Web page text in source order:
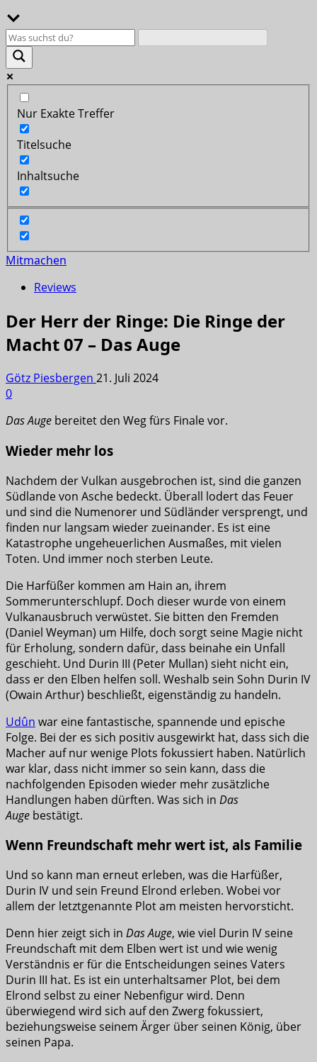
Nur Exakte Treffer
Titelsuche
Inhaltsuche
Mitmachen
Reviews
Der Herr der Ringe: Die Ringe der
Macht 07 – Das Auge
Götz Piesbergen 21. Juli 2024
0
Das Auge bereitet den Weg fürs Finale vor.
Wieder mehr los
Nachdem der Vulkan ausgebrochen ist, sind die ganzen
Südlande von Asche bedeckt. Überall lodert das Feuer
und sind die Numenorer und Südländer versprengt, und
finden nur langsam wieder zueinander. Es ist eine
Katastrophe ungeheuerlichen Ausmaßes, mit vielen
Toten. Und immer noch sterben Leute.
Die Harfüßer kommen am Hain an, ihrem
Sommerunterschlupf. Doch dieser wurde von einem
Vulkanausbruch verwüstet. Sie bitten den Fremden
(Daniel Weyman) um Hilfe, doch sorgt seine Magie nicht
für Erholung, sondern dafür, dass beinahe ein Unfall
geschieht. Und Durin III (Peter Mullan) sieht nicht ein,
dass er den Elben helfen soll. Weshalb sein Sohn Durin IV
(Owain Arthur) beschließt, eigenständig zu handeln.
Udûn war eine fantastische, spannende und epische
Folge. Bei der es sich positiv ausgewirkt hat, dass sich die
Macher auf nur wenige Plots fokussiert haben. Natürlich
war klar, dass nicht immer so sein kann, dass die
nachfolgenden Episoden wieder mehr zusätzliche
Handlungen haben dürften. Was sich in Das
Auge bestätigt.
Wenn Freundschaft mehr wert ist, als Familie
Und so kann man erneut erleben, was die Harfüßer,
Durin IV und sein Freund Elrond erleben. Wobei vor
allem der letztgenannte Plot am meisten hervorsticht.
Denn hier zeigt sich in Das Auge, wie viel Durin IV seine
Freundschaft mit dem Elben wert ist und wie wenig
Verständnis er für die Entscheidungen seines Vaters
Durin III hat. Es ist ein unterhaltsamer Plot, bei dem
Elrond selbst zu einer Nebenfigur wird. Denn
überwiegend wird sich auf den Zwerg fokussiert,
beziehungsweise seinem Ärger über seinen König, über
seinen Papa.